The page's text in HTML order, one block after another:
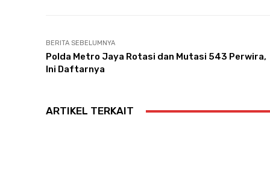
BERITA SEBELUMNYA
Polda Metro Jaya Rotasi dan Mutasi 543 Perwira,
Ini Daftarnya
ARTIKEL TERKAIT